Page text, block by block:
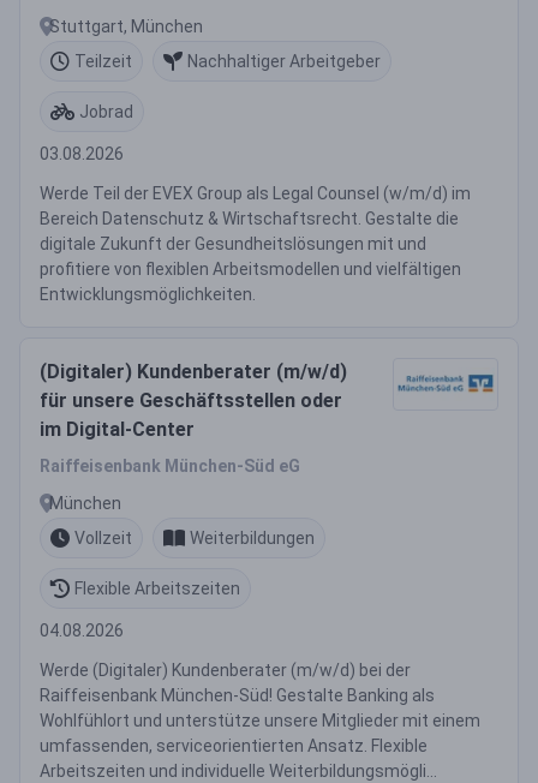
Stuttgart, München
Teilzeit
Nachhaltiger Arbeitgeber
Jobrad
03.08.2026
Werde Teil der EVEX Group als Legal Counsel (w/m/d) im
Bereich Datenschutz & Wirtschaftsrecht. Gestalte die
digitale Zukunft der Gesundheitslösungen mit und
profitiere von flexiblen Arbeitsmodellen und vielfältigen
Entwicklungsmöglichkeiten.
(Digitaler) Kundenberater (m/w/d)
für unsere Geschäftsstellen oder
im Digital-Center
Raiffeisenbank München-Süd eG
München
Vollzeit
Weiterbildungen
Flexible Arbeitszeiten
04.08.2026
Werde (Digitaler) Kundenberater (m/w/d) bei der
Raiffeisenbank München-Süd! Gestalte Banking als
Wohlfühlort und unterstütze unsere Mitglieder mit einem
umfassenden, serviceorientierten Ansatz. Flexible
Arbeitszeiten und individuelle Weiterbildungsmögli...